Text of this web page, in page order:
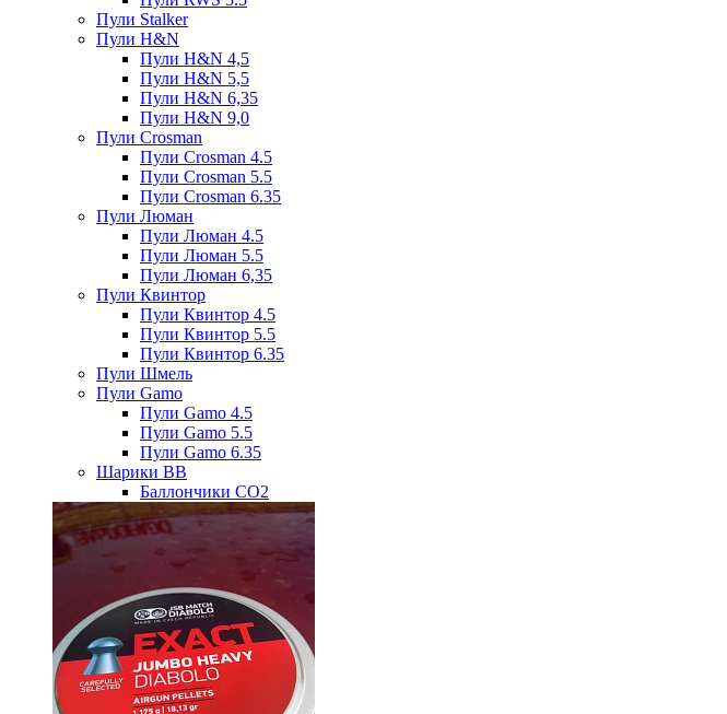
Пули Stalker
Пули H&N
Пули H&N 4,5
Пули H&N 5,5
Пули H&N 6,35
Пули H&N 9,0
Пули Crosman
Пули Crosman 4.5
Пули Crosman 5.5
Пули Crosman 6.35
Пули Люман
Пули Люман 4.5
Пули Люман 5.5
Пули Люман 6,35
Пули Квинтор
Пули Квинтор 4.5
Пули Квинтор 5.5
Пули Квинтор 6.35
Пули Шмель
Пули Gamo
Пули Gamo 4.5
Пули Gamo 5.5
Пули Gamo 6.35
Шарики BB
Баллончики CO2